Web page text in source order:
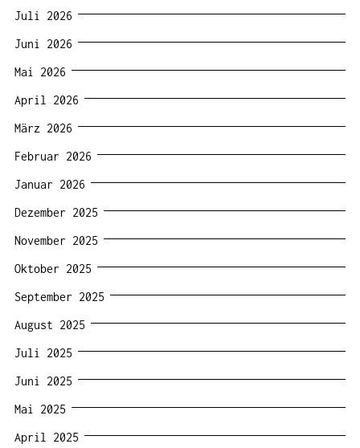
Juli 2026
Juni 2026
Mai 2026
April 2026
März 2026
Februar 2026
Januar 2026
Dezember 2025
November 2025
Oktober 2025
September 2025
August 2025
Juli 2025
Juni 2025
Mai 2025
April 2025